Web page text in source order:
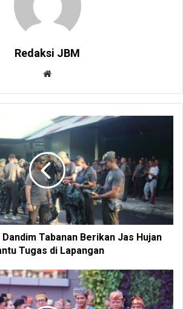
Redaksi JBM
b
s
i
t
e
Tabanan Berikan Jas Hujan
Tugas di Lapangan